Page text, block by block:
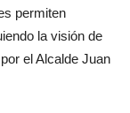
permiten
la visión de
el Alcalde Juan